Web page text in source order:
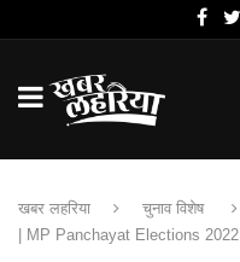
खबर लहरिया चुनाव विशेष
| MP Panchayat Elections 2022